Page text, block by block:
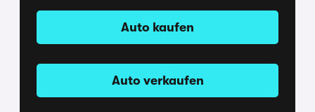
Auto kaufen
Auto verkaufen